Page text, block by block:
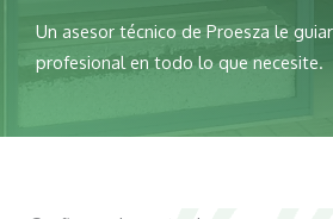
Un asesor técnico de Proesza le
profesional en todo lo que necesite.